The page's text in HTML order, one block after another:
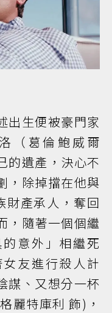
出生便被豪門家
（葛倫鮑威爾
的遺產，決心不
，除掉擋在他與
財產承人，奪回
，隨著一個個繼
意外」相繼死
友進行殺人計
謀、又想分一杯
麗特庫利 飾)，